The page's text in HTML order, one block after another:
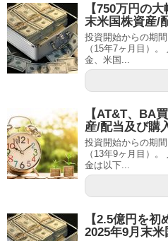
【750万円の
末米国株資産/
投資開始からの期
（15年7ヶ月目）
金、米国...
【AT&T、BA
産/配当及び購
投資開始からの期
（13年9ヶ月目）
金は以下...
【2.5億円を初
2025年9月末